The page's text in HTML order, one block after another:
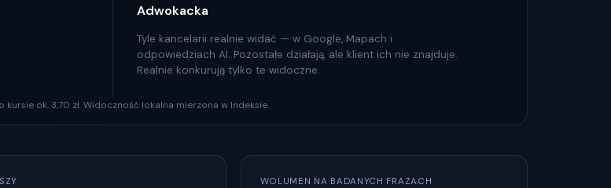
Adwokacka
Tyle kancelarii realnie widać — w Google, Mapach i
odpowiedziach AI. Pozostałe działają, ale klient ich nie znajduje.
Realnie konkurują tylko te widoczne.
ok. 3,70 zł. Widoczność lokalna mierzona w Indeksie.
WOLUMEN NA BADANYCH FRAZACH